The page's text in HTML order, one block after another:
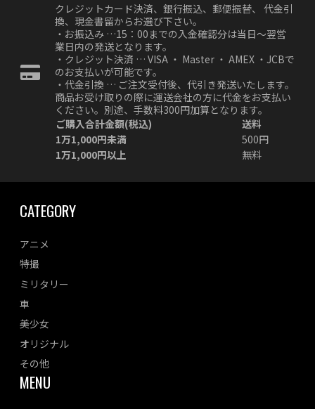
クレジットカード決済、銀行振込、郵便振替、 代金引
換、現金書留からお選び下さい。
・お振込み …15：00までの入金確認分は当日～翌営
業日内の発送となります。
・クレジット決済 … VISA ・ Master ・ AMEX ・JCBで
のお支払いが可能です。
・代金引換 … ご注文受付後、代引き発送いたします。
商品お受け取りの際に運送会社の方に代金をお支払い
ください。別途、手数料300円加算となります。
ご購入合計金額(税込)
送料
1万1,000円未満
500円
1万1,000円以上
無料
CATEGORY
アニメ
特撮
ミリタリー
車
美少女
オリジナル
その他
MENU